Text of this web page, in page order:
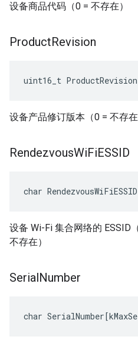
设备商品代码（0 = 不存在）
ProductRevision
uint16_t ProductRevision
设备产品修订版本（0 = 不存在
RendezvousWiFiESSID
char
设备 Wi-Fi 集合网络的 ESSID
不存在）
SerialNumber
char